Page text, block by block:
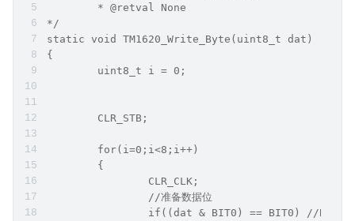
	* @retval None
*/
static void TM1620_Write_Byte(uint8_t dat)
{
	uint8_t i = 0;
	CLR_STB;
	for(i=0;i<8;i++)
	{
		CLR_CLK;
		//准备数据位
if((dat & BIT0) == BIT0) //BIT0为